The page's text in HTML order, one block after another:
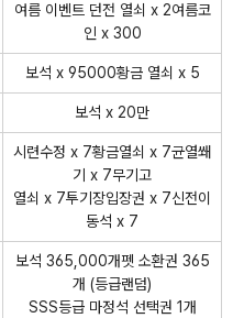
여름 이벤트 던전 열쇠 x 2여름코
인 x 300
보석 x 95000황금 열쇠 x 5
보석 x 20만
시련수정 x 7황금열쇠 x 7균열쐐
기 x 7무기고
열쇠 x 7투기장입장권 x 7신전이
동석 x 7
보석 365,000개펫 소환권 365
개 (등급랜덤)
SSS등급 마정석 선택권 1개